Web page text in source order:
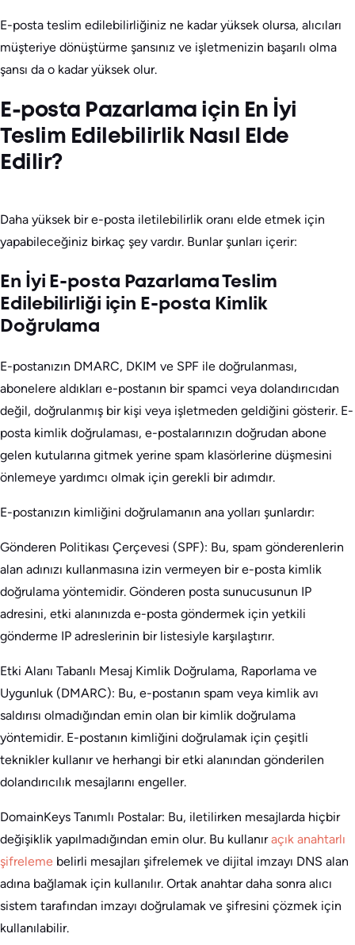
E-posta teslim edilebilirliğiniz ne kadar yüksek olursa, alıcıları
müşteriye dönüştürme şansınız ve işletmenizin başarılı olma
şansı da o kadar yüksek olur.
E-posta Pazarlama için En İyi
Teslim Edilebilirlik Nasıl Elde
Edilir?
Daha yüksek bir e-posta iletilebilirlik oranı elde etmek için
yapabileceğiniz birkaç şey vardır. Bunlar şunları içerir:
En İyi E-posta Pazarlama Teslim
Edilebilirliği için E-posta Kimlik
Doğrulama
E-postanızın DMARC, DKIM ve SPF ile doğrulanması,
abonelere aldıkları e-postanın bir spamci veya dolandırıcıdan
değil, doğrulanmış bir kişi veya işletmeden geldiğini gösterir. E-
posta kimlik doğrulaması, e-postalarınızın doğrudan abone
gelen kutularına gitmek yerine spam klasörlerine düşmesini
önlemeye yardımcı olmak için gerekli bir adımdır.
E-postanızın kimliğini doğrulamanın ana yolları şunlardır:
Gönderen Politikası Çerçevesi (SPF): Bu, spam gönderenlerin
alan adınızı kullanmasına izin vermeyen bir e-posta kimlik
doğrulama yöntemidir. Gönderen posta sunucusunun IP
adresini, etki alanınızda e-posta göndermek için yetkili
gönderme IP adreslerinin bir listesiyle karşılaştırır.
Etki Alanı Tabanlı Mesaj Kimlik Doğrulama, Raporlama ve
Uygunluk (DMARC): Bu, e-postanın spam veya kimlik avı
saldırısı olmadığından emin olan bir kimlik doğrulama
yöntemidir. E-postanın kimliğini doğrulamak için çeşitli
teknikler kullanır ve herhangi bir etki alanından gönderilen
dolandırıcılık mesajlarını engeller.
DomainKeys Tanımlı Postalar: Bu, iletilirken mesajlarda hiçbir
değişiklik yapılmadığından emin olur. Bu kullanıraçık anahtarlı
şifreleme belirli mesajları şifrelemek ve dijital imzayı DNS alan
adına bağlamak için kullanılır. Ortak anahtar daha sonra alıcı
sistem tarafından imzayı doğrulamak ve şifresini çözmek için
kullanılabilir.